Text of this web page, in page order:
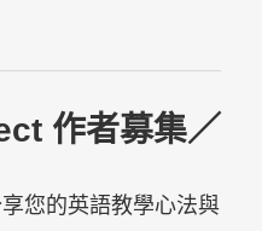
作者募集／
您的英語教學心法與